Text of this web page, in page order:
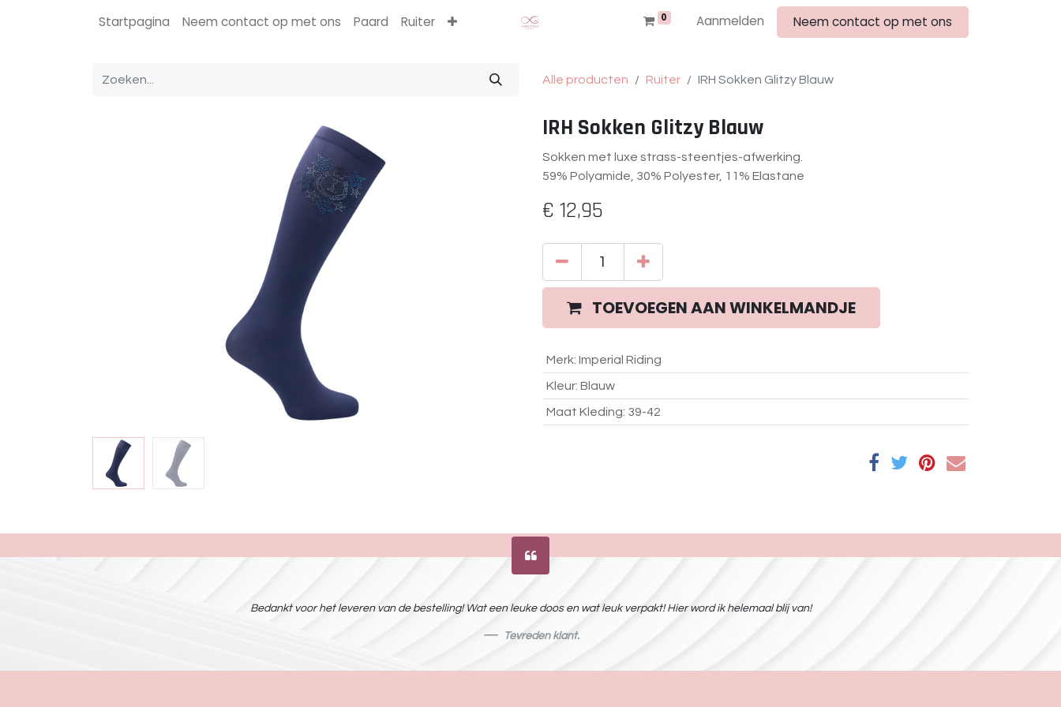
0 Aanmelden Neem contact op met ons
Startpagina Neem contact op met ons Paard Ruiter
Alle producten Ruiter IRH Sokken Glitzy Blauw
IRH Sokken Glitzy Blauw
Sokken met luxe strass-steentjes-afwerking.
59% Polyamide, 30% Polyester, 11% Elastane
€ 12,95
TOEVOEGEN AAN WINKELMANDJE
Merk: Imperial Riding
Kleur: Blauw
Maat Kleding: 39-42
Bedankt voor het leveren van de bestelling! Wat een leuke doos en wat leuk verpakt! Hier word ik helemaal blij van!
Tevreden klant.